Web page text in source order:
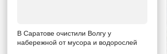
В Саратове очистили Волгу у
набережной от мусора и водорослей